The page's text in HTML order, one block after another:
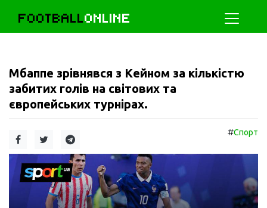
FOOTBALLONLINE
Мбаппе зрівнявся з Кейном за кількістю
забитих голів на світових та
європейських турнірах.
#Спорт